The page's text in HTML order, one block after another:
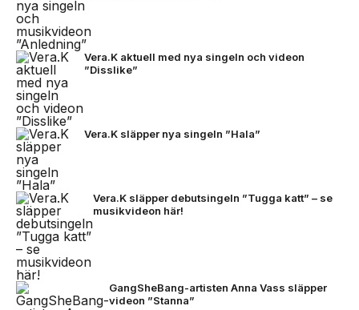
Vera.K aktuell med nya singeln och videon
”Disslike”
Vera.K släpper nya singeln ”Hala”
Vera.K släpper debutsingeln ”Tugga katt” – se
musikvideon här!
GangSheBang-artisten Anna Vass släpper
videon ”Stanna”